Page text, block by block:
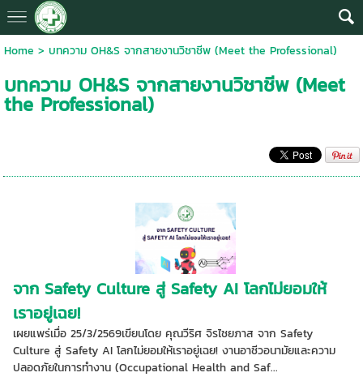
Home > บทความ OH&S จากสายงานวิชาชีพ (Meet the Professional)
บทความ OH&S จากสายงานวิชาชีพ (Meet
the Professional)
จาก Safety Culture สู่ Safety AI โลกไม่ยอมให้
เราอยู่เฉย!
เผยแพร่เมื่อ 25/3/2569เขียนโดย คุณวีริศ จิรไชยภาส จาก Safety
Culture สู่ Safety AI โลกไม่ยอมให้เราอยู่เฉย! งานอาชีวอนามัยและความ
ปลอดภัยในการทำงาน (Occupational Health and Saf...